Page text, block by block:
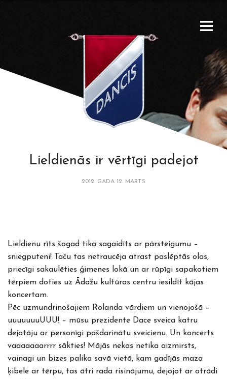
Lieldienās ir vērtīgi padejot
2012. GADA 12. MARTS
Lieldienu rīts šogad tika sagaidīts ar pārsteigumu –
sniegputeni! Taču tas netraucēja atrast paslēptās olas,
priecīgi sakaulēties ģimenes lokā un ar rūpīgi sapakotiem
tērpiem doties uz Ādažu kultūras centru iesildīt kājas
koncertam.
Pēc uzmundrinošajiem Rolanda vārdiem un vienojošā –
uuuuuuuUUU! – mūsu prezidente Dace sveica katru
dejotāju ar personīgi pašdarinātu sveicienu. Un koncerts
vaaaaaaarrrr sākties! Mājās nekas netika aizmirsts,
vainagi un bizes palika savā vietā, kam gadījās maza
ķibele ar tērpu, tas ātri rada risinājumu, dejojot ar otrādi